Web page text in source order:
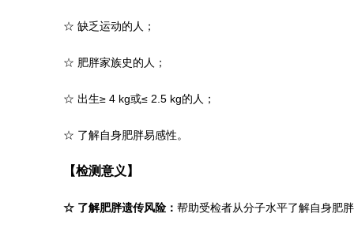
☆ 缺乏运动的人；
☆ 肥胖家族史的人；
☆ 出生≥ 4 kg或≤ 2.5 kg的人；
☆ 了解自身肥胖易感性。
【检测意义】
☆ 了解肥胖遗传风险： 帮助受检者从分子水平了解自身肥